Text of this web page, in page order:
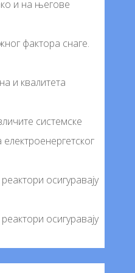
и на његове
фактора снаге.
и квалитета
системске
осигуравају
осигуравају